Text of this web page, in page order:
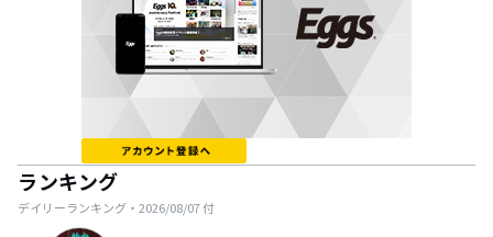
ランキング
デイリーランキング・ 2026/08/07付